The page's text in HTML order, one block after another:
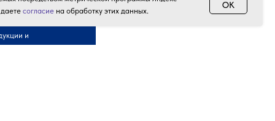
и
согласие на обработку этих данных.
OK